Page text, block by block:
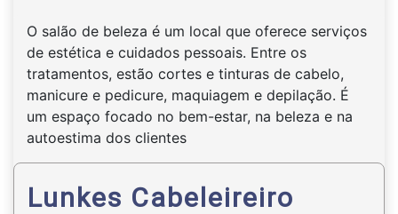
O salão de beleza é um local que oferece serviços
de estética e cuidados pessoais. Entre os
tratamentos, estão cortes e tinturas de cabelo,
manicure e pedicure, maquiagem e depilação. É
um espaço focado no bem-estar, na beleza e na
autoestima dos clientes
Lunkes Cabeleireiro